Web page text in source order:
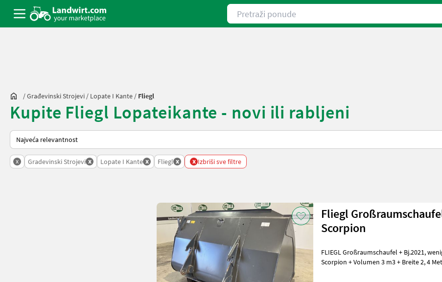
Pretraži ponude
/Građevinski Strojevi / Lopate I Kante / Fliegl
Kupite Fliegl Lopateikante - novi ili rabljeni
Tako se sortira na Landwirt.com
x Gradevinski Strojevi x Lopate I Kante x Fliegl x x Izbriši sve filtre
Fliegl
Scorpion
FLIEGL Großraumschaufel + Bj.2021, wenig benutzt + passend zu Claas
Scorpion + Volumen 3 m3 + Breite 2, 4